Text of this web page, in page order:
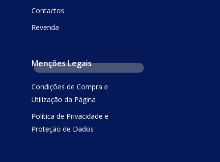
Contactos
Revenda
Menções Legais
Condições de Compra e
Utilização da Página
Política de Privacidade e
Proteção de Dados